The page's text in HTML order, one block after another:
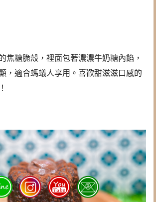
焦糖脆殼，裡面包著濃濃牛奶糖內餡，
，適合螞蟻人享用。喜歡甜滋滋口感的